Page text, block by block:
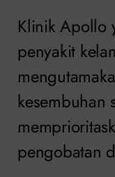
Klinik Apollo
penyakit
kesembuhan
pengobatan